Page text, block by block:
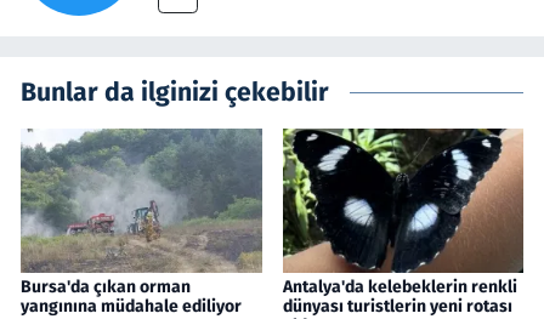
Bunlar da ilginizi çekebilir
Bursa'da çıkan orman
yangınına müdahale ediliyor
Antalya'da kelebeklerin renkli
dünyası turistlerin yeni rotası